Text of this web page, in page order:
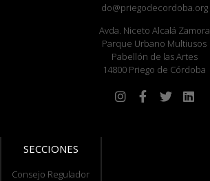
do@priegodecordoba.org
Avda. Niceto Alcalá Zamora
Parque Urbano Multiusos
Pabellón de las Artes
14800 Priego de Córdoba
SECCIONES
Consejo Regulador